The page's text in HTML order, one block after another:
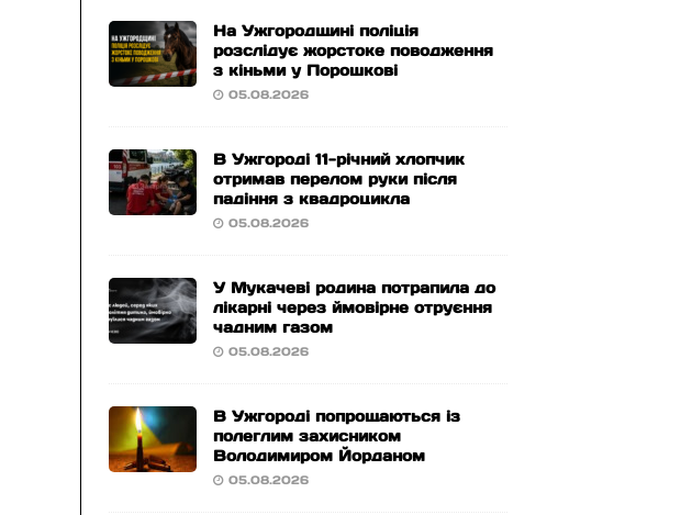
На Ужгородщині поліція
розслідує жорстоке поводження
з кіньми у Порошкові
05.08.2026
В Ужгороді 11-річний хлопчик
отримав перелом руки після
падіння з квадроцикла
05.08.2026
У Мукачеві родина потрапила до
лікарні через ймовірне отруєння
чадним газом
05.08.2026
В Ужгороді попрощаються із
полеглим захисником
Володимиром Йорданом
05.08.2026